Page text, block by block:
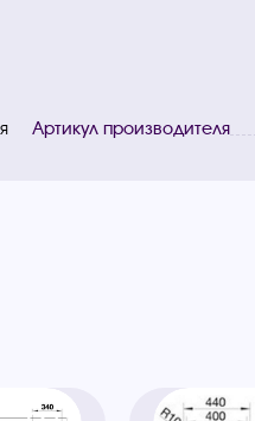
Артикул производителя